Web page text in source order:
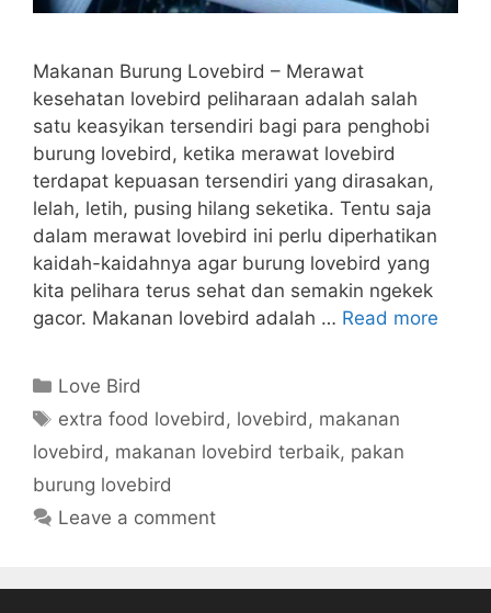
Makanan Burung Lovebird – Merawat
kesehatan lovebird peliharaan adalah salah
satu keasyikan tersendiri bagi para penghobi
burung lovebird, ketika merawat lovebird
terdapat kepuasan tersendiri yang dirasakan,
lelah, letih, pusing hilang seketika. Tentu saja
dalam merawat lovebird ini perlu diperhatikan
kaidah-kaidahnya agar burung lovebird yang
kita pelihara terus sehat dan semakin ngekek
gacor. Makanan lovebird adalah … Read more
Categories
Love Bird
Tags
extra food lovebird , lovebird , makanan
lovebird , makanan lovebird terbaik, pakan
burung lovebird
Leave a comment